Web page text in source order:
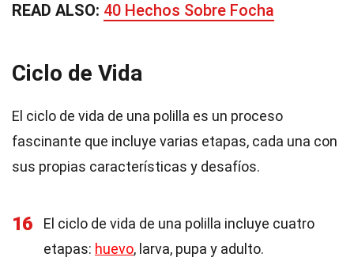
READ ALSO: 40 Hechos Sobre Focha
Ciclo de Vida
El ciclo de vida de una polilla es un proceso
fascinante que incluye varias etapas, cada una con
sus propias características y desafíos.
16
El ciclo de vida de una polilla incluye cuatro
etapas: huevo, larva, pupa y adulto.